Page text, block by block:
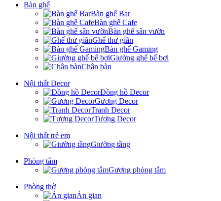
Bàn ghế
Bàn ghế Bar
Bàn ghế Cafe
Bàn ghế sân vườn
Ghế thư giãn
Bàn ghế Gaming
Giường ghế bể bơi
Chân bàn
Nội thất Decor
Đồng hồ Decor
Gương Decor
Tranh Decor
Tượng Decor
Nội thất trẻ em
Giường tầng
Phòng tắm
Gương phòng tắm
Phòng thờ
Án gian